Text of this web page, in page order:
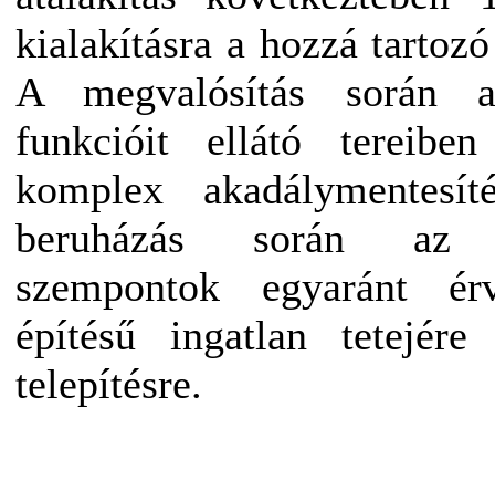
kialakításra a hozzá
A megvalósítás során
funkcióit ellátó
komplex
beruházás során az
szempontok egyaránt
építésű ingatlan tetejére
telepítésre.